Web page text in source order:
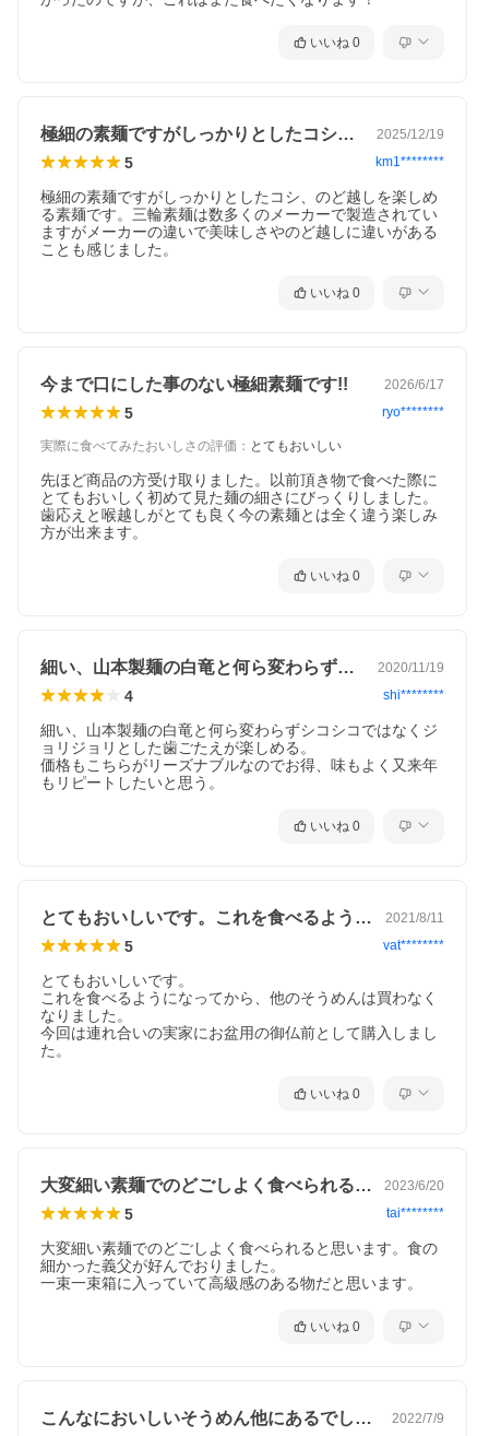
いいね 0
極細の素麺ですがしっかりとしたコシ、の… 2025/12/19
5 km1********
極細の素麺ですがしっかりとしたコシ、のど越しを楽しめ
る素麺です。三輪素麺は数多くのメーカーで製造されてい
ますがメーカーの違いで美味しさやのど越しに違いがある
ことも感じました。
いいね 0
今まで口にした事のない極細素麺です!! 2026/6/17
5 ryo********
実際に食べてみたおいしさの評価 ： とてもおいしい
先ほど商品の方受け取りました。以前頂き物で食べた際に
とてもおいしく初めて見た麺の細さにびっくりしました。
歯応えと喉越しがとても良く今の素麺とは全く違う楽しみ
方が出来ます。
いいね 0
細い、山本製麺の白竜と何ら変わらずシコ… 2020/11/19
4 shi********
細い、山本製麺の白竜と何ら変わらずシコシコではなくジ
ョリジョリとした歯ごたえが楽しめる。
価格もこちらがリーズナブルなのでお得、味もよく又来年
もリピートしたいと思う。
いいね 0
とてもおいしいです。これを食べるように… 2021/8/11
5 vat********
とてもおいしいです。
これを食べるようになってから、他のそうめんは買わなく
なりました。
今回は連れ合いの実家にお盆用の御仏前として購入しまし
た。
いいね 0
大変細い素麺でのどごしよく食べられると… 2023/6/20
5 tai********
大変細い素麺でのどごしよく食べられると思います。食の
細かった義父が好んでおりました。
一束一束箱に入っていて高級感のある物だと思います。
いいね 0
こんなにおいしいそうめん他にあるでしょ… 2022/7/9